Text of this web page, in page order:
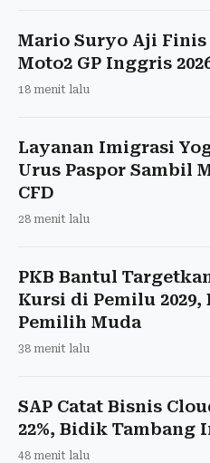
Mario Suryo Aji Finis
Moto2 GP Inggris
18 menit lalu
Layanan Imigrasi
Urus Paspor Sambil
CFD
28 menit lalu
PKB Bantul
Kursi di Pemilu 2029,
Pemilih Muda
38 menit lalu
SAP Catat Bisnis
22%, Bidik Tambang
48 menit lalu